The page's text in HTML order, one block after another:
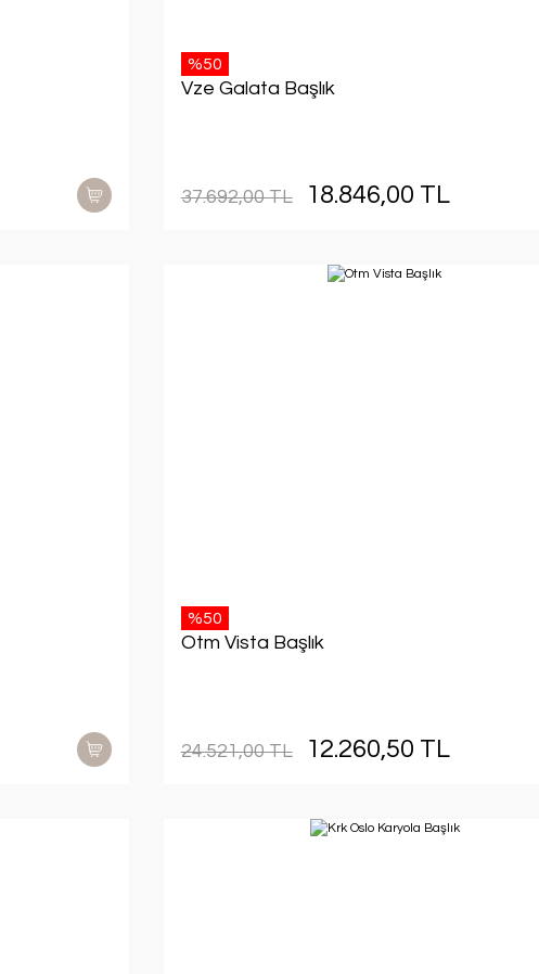
%50
Vze Galata Başlık
37.692,00 TL 18.846,00 TL
%50
Otm Vista Başlık
24.521,00 TL 12.260,50 TL